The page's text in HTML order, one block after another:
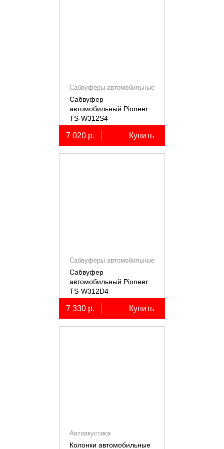
Сабвуферы автомобильные
Сабвуфер
автомобильный Pioneer
TS-W312S4
7 020 р. Купить
Сабвуферы автомобильные
Сабвуфер
автомобильный Pioneer
TS-W312D4
7 330 р. Купить
Автоакустика
Колонки автомобильные